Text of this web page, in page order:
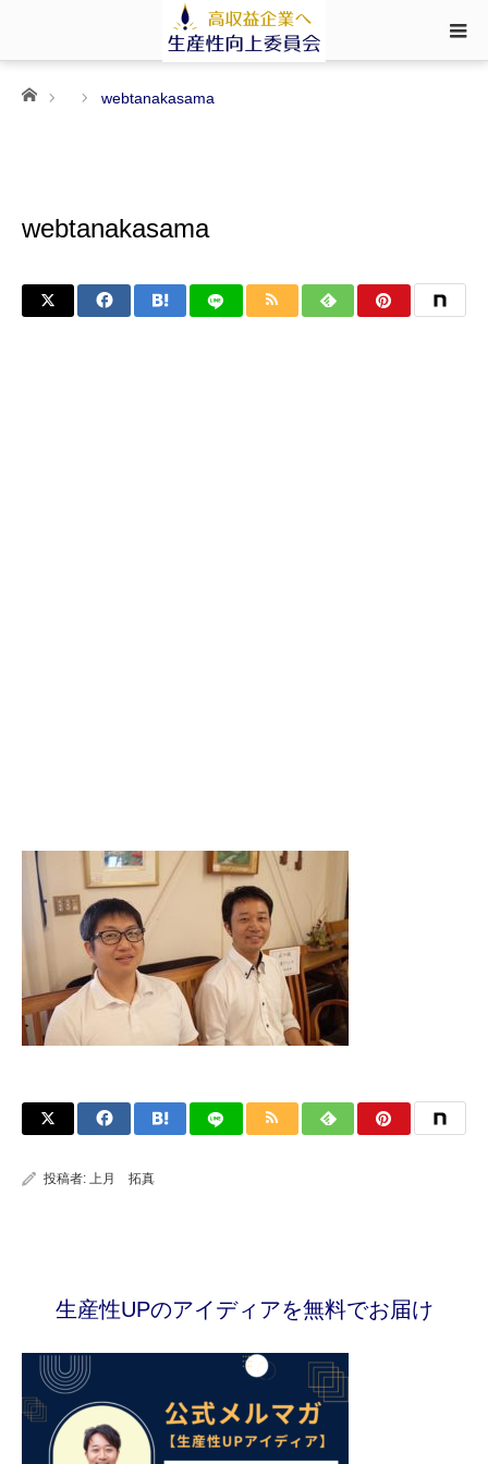
ホーム webtanakasama
webtanakasama
投稿者: 上月 拓真
生産性UPのアイディアを無料でお届け